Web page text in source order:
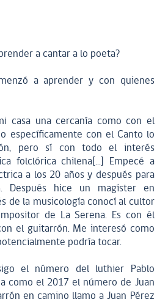
a cantar a lo poeta?
a aprender y con quienes
casa una cercanía como con el
específicamente con el Canto lo
pero sí con todo el interés
folclórica chilena[...] Empecé a
a los 20 años y después para
Después hice un magíster en
de la musicología conocí al cultor
de La Serena. Es con él
el guitarrón. Me interesó como
podría tocar.
el número del luthier Pablo
como el 2017 el número de Juan
en camino llamo a Juan Pérez